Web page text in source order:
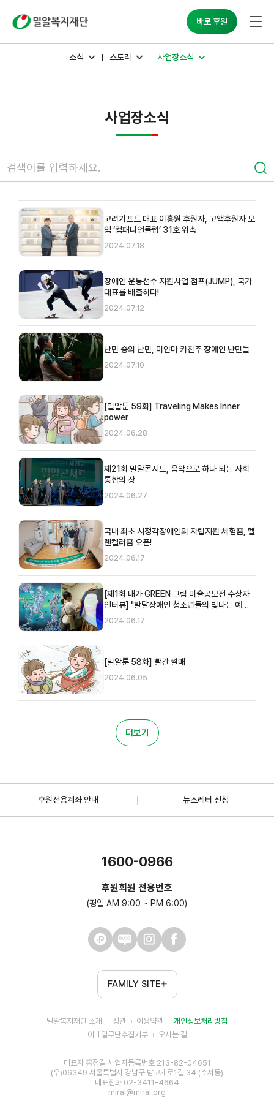
바로 후원
소식 스토리 사업장소식
사업장소식
고려기프트 대표 이흥원 후원자, 고액후원자 모
임 ‘컴패니언클럽’ 31호 위촉
2024.07.18
장애인 운동선수 지원사업 점프(JUMP), 국가
대표를 배출하다!
2024.07.12
난민 중의 난민, 미얀마 카친주 장애인 난민들
2024.07.10
[밀알툰 59화] Traveling Makes Inner
power
2024.06.28
제21회 밀알콘서트, 음악으로 하나 되는 사회
통합의 장
2024.06.27
국내 최초 시청각장애인의 자립지원 체험홈, 헬
렌켈러홈 오픈!
2024.06.17
[제1회 내가 GREEN 그림 미술공모전 수상자
인터뷰] "발달장애인 청소년들의 빛나는 예술
성"
2024.06.17
[밀알툰 58화] 빨간 썰매
2024.06.05
더보기
후원전용계좌 안내 뉴스레터 신청
1600-0966
후원회원 전용번호
(평일 AM 9:00 ~ PM 6:00)
FAMILY SITE
밀알복지재단 소개 정관 이용약관
개인정보처리방침
이메일무단수집거부
오시는 길
대표자 홍정길 사업자등록번호 213-82-04651
(우)06349 서울특별시 강남구 밤고개로1길 34 (수서동)
대표전화 02-3411-4664
miral@miral.org